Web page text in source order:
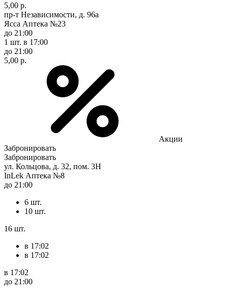
5,00 р.
пр-т Независимости, д. 96а
Ясса Аптека №23
до 21:00
1 шт. в 17:00
до 21:00
5,00 р.
Акции
Забронировать
Забронировать
ул. Кольцова, д. 32, пом. 3Н
InLek Аптека №8
до 21:00
6 шт.
10 шт.
16 шт.
в 17:02
в 17:02
в 17:02
до 21:00